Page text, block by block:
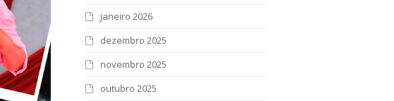
janeiro 2026
dezembro 2025
novembro 2025
outubro 2025